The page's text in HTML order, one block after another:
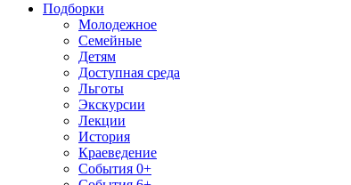
Подборки
Молодежное
Семейные
Детям
Доступная среда
Льготы
Экскурсии
Лекции
История
Краеведение
События 0+